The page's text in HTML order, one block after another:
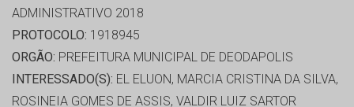
ADMINISTRATIVO 2018
PROTOCOLO: 1918945
ORGÃO: PREFEITURA MUNICIPAL DE DEODAPOLIS
INTERESSADO(S): EL ELUON, MARCIA CRISTINA DA SILVA,
ROSINEIA GOMES DE ASSIS, VALDIR LUIZ SARTOR